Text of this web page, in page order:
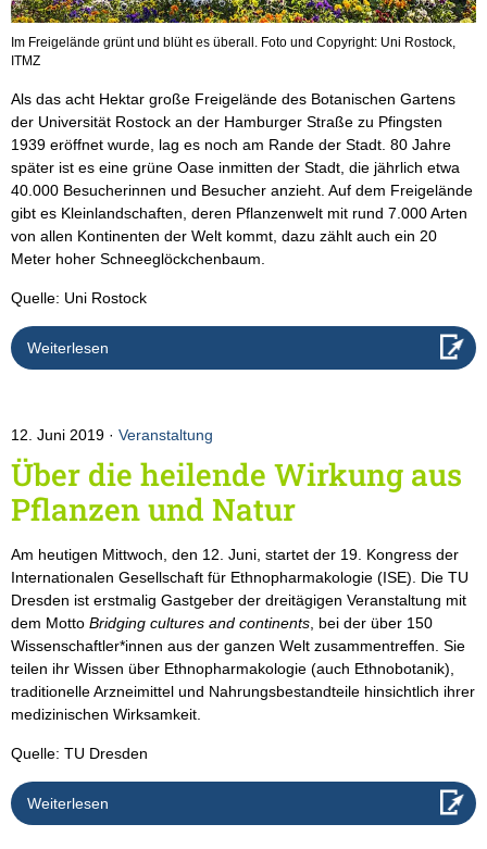
Im Freigelände grünt und blüht es überall. Foto und Copyright: Uni Rostock,
ITMZ
Als das acht Hektar große Freigelände des Botanischen Gartens
der Universität Rostock an der Hamburger Straße zu Pfingsten
1939 eröffnet wurde, lag es noch am Rande der Stadt. 80 Jahre
später ist es eine grüne Oase inmitten der Stadt, die jährlich etwa
40.000 Besucherinnen und Besucher anzieht. Auf dem Freigelände
gibt es Kleinlandschaften, deren Pflanzenwelt mit rund 7.000 Arten
von allen Kontinenten der Welt kommt, dazu zählt auch ein 20
Meter hoher Schneeglöckchenbaum.
Quelle: Uni Rostock
Weiterlesen
12. Juni 2019 Veranstaltung
Über die heilende Wirkung aus
Pflanzen und Natur
Am heutigen Mittwoch, den 12. Juni, startet der 19. Kongress der
Internationalen Gesellschaft für Ethnopharmakologie (ISE). Die TU
Dresden ist erstmalig Gastgeber der dreitägigen Veranstaltung mit
dem Motto Bridging cultures and continents, bei der über 150
Wissenschaftler*innen aus der ganzen Welt zusammentreffen. Sie
teilen ihr Wissen über Ethnopharmakologie (auch Ethnobotanik),
traditionelle Arzneimittel und Nahrungsbestandteile hinsichtlich ihrer
medizinischen Wirksamkeit.
Quelle: TU Dresden
Weiterlesen